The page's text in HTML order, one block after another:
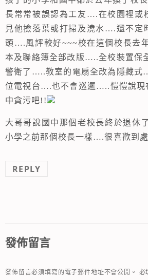
長常常被誤認為工友….在校園裡或
見他撿落葉或打掃及澆水….還不定
頭….風評較好~~~校在這個校長去
本及聯絡簿全部改版…..全校裝置保
警衛了…..教室的電扇全改為隱藏式
位電視台….也不會巡邏…..愷愷說現
中貪污吧!!
大哥哥說國中那個老校長終於退休
小學之前那個校長一樣….很喜歡到
REPLY
發佈留言
發佈留言必須填寫的電子郵件地址不會公開。 必